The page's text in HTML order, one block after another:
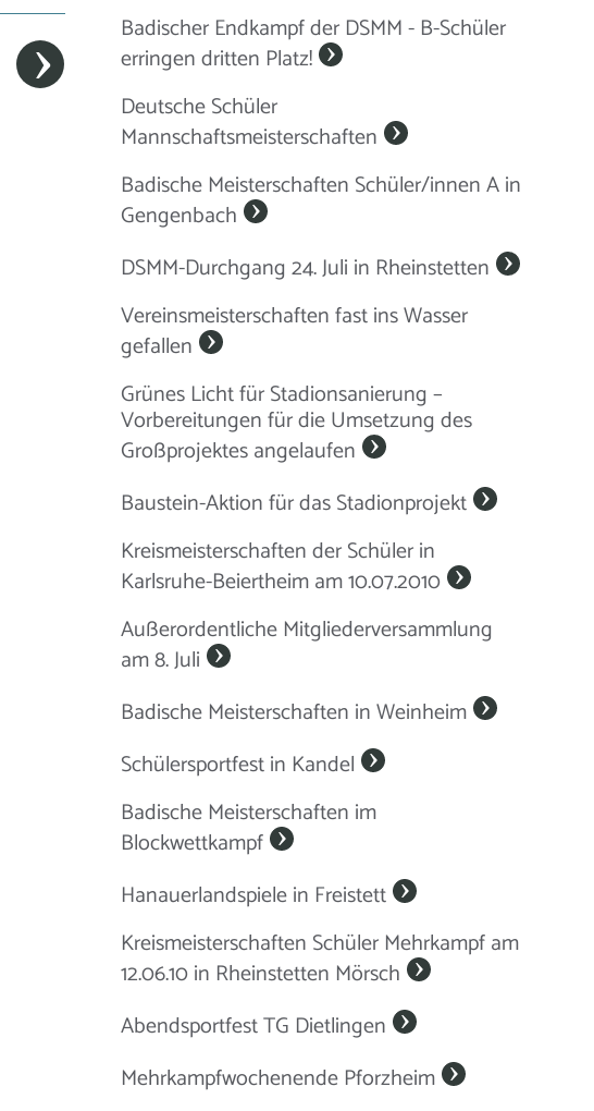
Badischer Endkampf der DSMM - B-Schüler
erringen dritten Platz!
Deutsche Schüler
Mannschaftsmeisterschaften
Badische Meisterschaften Schüler/innen A in
Gengenbach
DSMM-Durchgang 24. Juli in Rheinstetten
Vereinsmeisterschaften fast ins Wasser
gefallen
Grünes Licht für Stadionsanierung –
Vorbereitungen für die Umsetzung des
Großprojektes angelaufen
Baustein-Aktion für das Stadionprojekt
Kreismeisterschaften der Schüler in
Karlsruhe-Beiertheim am 10.07.2010
Außerordentliche Mitgliederversammlung
am 8. Juli
Badische Meisterschaften in Weinheim
Schülersportfest in Kandel
Badische Meisterschaften im
Blockwettkampf
Hanauerlandspiele in Freistett
Kreismeisterschaften Schüler Mehrkampf am
12.06.10 in Rheinstetten Mörsch
Abendsportfest TG Dietlingen
Mehrkampfwochenende Pforzheim